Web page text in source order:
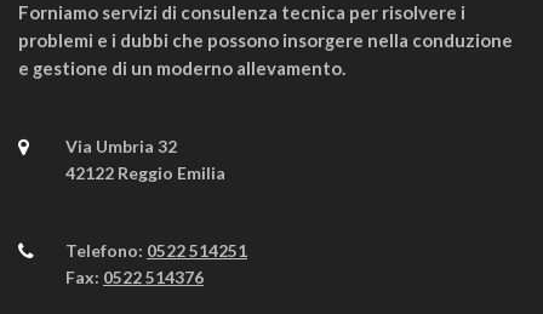
Forniamo servizi di consulenza tecnica per risolvere i
problemi e i dubbi che possono insorgere nella conduzione
e gestione di un moderno allevamento.
Via Umbria 32
42122 Reggio Emilia
Telefono: 0522 514251
Fax: 0522 514376